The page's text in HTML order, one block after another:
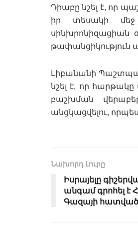
Դիաբը նշել է, որ
իր տեսակի
սինխրոնիզացիան
թափանցիկություն
Լիբանանի
նշել է, որ
բաշխման
անցկացվելու,
Նախորդ Լուրը
Իսրայելը
անգամ գրոհել է
Գազայի